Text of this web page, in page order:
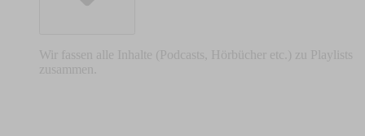
Wir fassen alle Inhalte (Podcasts, Hörbücher etc.) zu Playlists
zusammen.